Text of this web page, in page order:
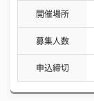
開催場所
募集人数
申込締切